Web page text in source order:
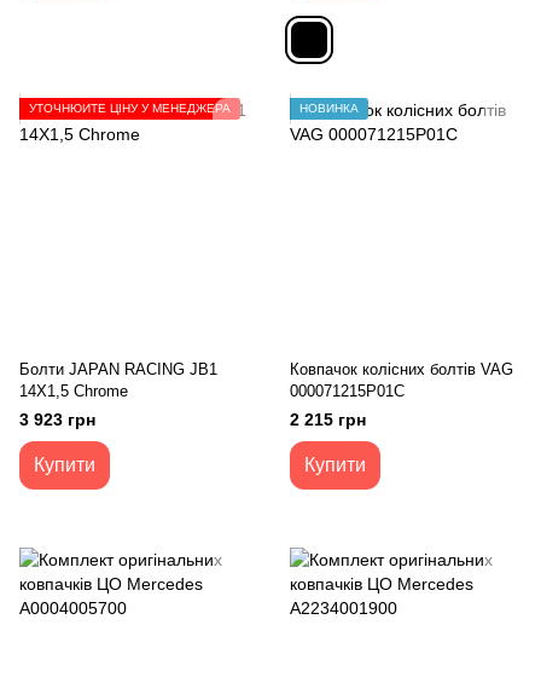
УТОЧНЮЙТЕ ЦІНУ У МЕНЕДЖЕРА
Болти JAPAN RACING JB1
14X1,5 Chrome
3 923 грн
Купити
НОВИНКА
Ковпачок колісних болтів VAG
000071215P01C
2 215 грн
Купити